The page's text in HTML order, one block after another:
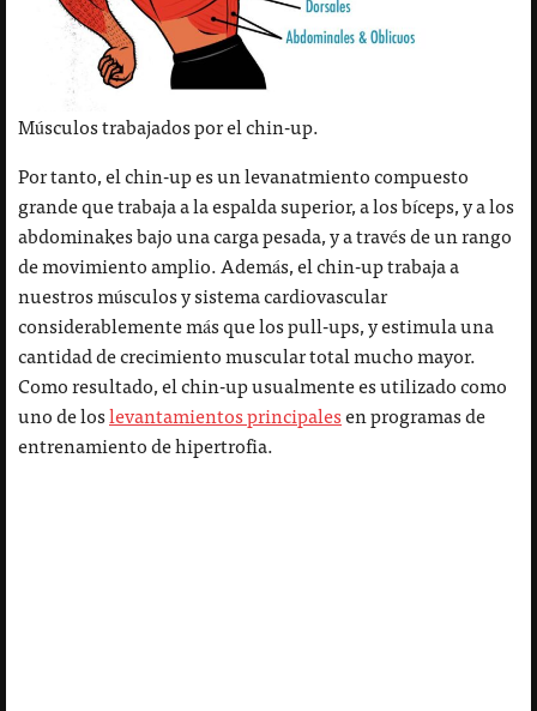
Músculos trabajados por el chin-up.
Por tanto, el chin-up es un levanatmiento compuesto
grande que trabaja a la espalda superior, a los bíceps, y a los
abdominakes bajo una carga pesada, y a través de un rango
de movimiento amplio. Además, el chin-up trabaja a
nuestros músculos y sistema cardiovascular
considerablemente más que los pull-ups, y estimula una
cantidad de crecimiento muscular total mucho mayor.
Como resultado, el chin-up usualmente es utilizado como
uno de loslevantamientos principalesen programas de
entrenamiento de hipertrofia.